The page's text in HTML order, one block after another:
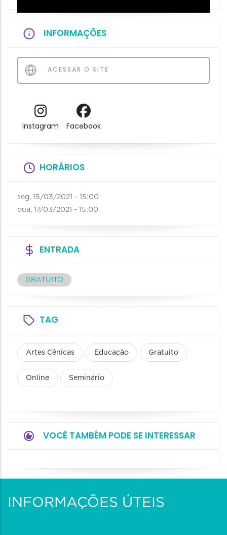
INFORMAÇÕES
ACESSAR O SITE
Instagram Facebook
HORÁRIOS
seg, 15/03/2021 - 15:00
qua, 17/03/2021 - 15:00
ENTRADA
GRATUITO
TAG
Artes Cênicas Educação Gratuito
Online Seminário
VOCÊ TAMBÉM PODE SE INTERESSAR
INFORMAÇÕES ÚTEIS